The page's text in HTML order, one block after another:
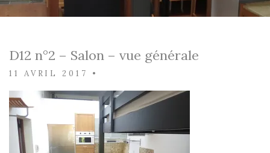
D12 n°2 – Salon – vue générale
11 AVRIL 2017 •